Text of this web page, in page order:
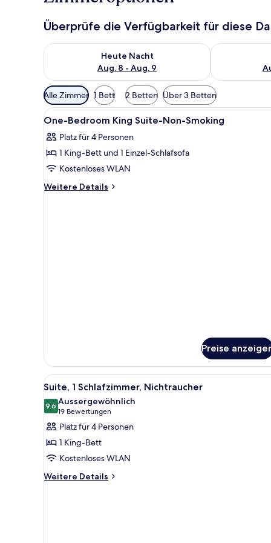
Überprüfe die Verfügbarkeit für diese
Heute Nacht
Aug. 8 - Aug. 9
Überprüfe die Verfügbarkeit für heute Nacht, Aug.
Überprüfe
Verfügbare
Filter
für
Alle Zimmer 1 Bett 2 Betten Über 3 Betten
Alle
Fotos
für
One-
Bedroom
King
1
One-Bedroom King Suite-Non-Smoking
Platz für 4 Personen
1 King-Bett und 1 Einzel-Schlafsofa
Kostenloses WLAN
Weitere Details
Weitere
Preise
Alle
Fotos
für
Suite,
1
Schlafzimmer,
Nichtraucher
anzeigen
7
Suite, 1 Schlafzimmer, Nichtraucher
9.69.6 von 10
Aussergewöhnlich
19 Bewertungen
(19
Bewertungen)
Platz für 4 Personen
1 King-Bett
Kostenloses WLAN
Weitere Details
Weitere